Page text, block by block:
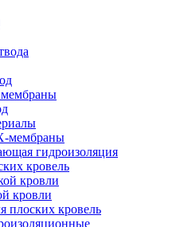
мембраны
гидроизоляция
кровель
кровли
кровли
плоских кровель